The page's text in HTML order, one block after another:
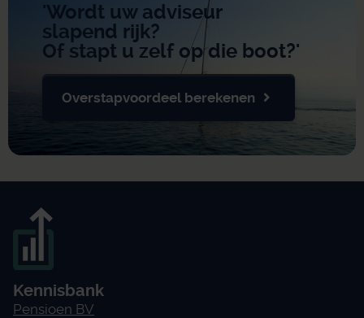
'Wordt uw adviseur
slapend rijk?
Of stapt u zelf op die boot?'
Overstapvoordeel berekenen
Kennisbank
Pensioen BV